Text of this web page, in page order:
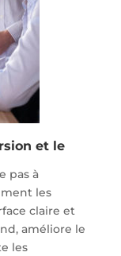
et le
pas à
les
claire et
améliore le
les